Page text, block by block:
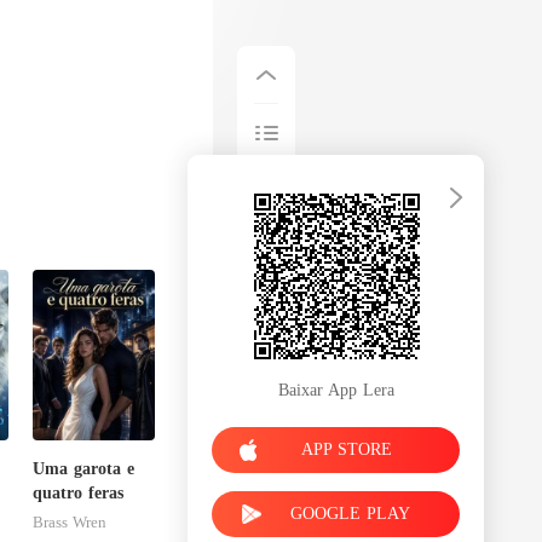
Uma garota e
quatro feras
Brass Wren
Baixar App Lera
APP STORE
GOOGLE PLAY